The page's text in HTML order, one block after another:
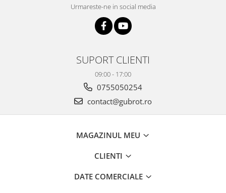
Urmareste-ne in social media
SUPORT CLIENTI
09:00 - 17:00
0755050254
contact@gubrot.ro
MAGAZINUL MEU
CLIENTI
DATE COMERCIALE